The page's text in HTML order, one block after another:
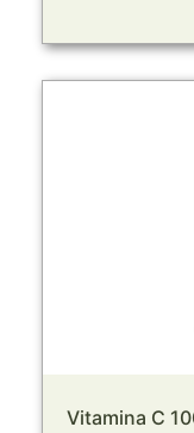
Vitamina C